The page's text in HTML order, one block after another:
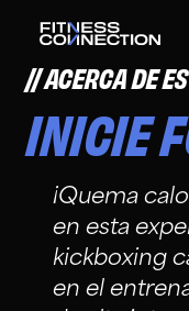
ACERCA DE
INICIE
¡Quema
en esta
kickboxing
en el